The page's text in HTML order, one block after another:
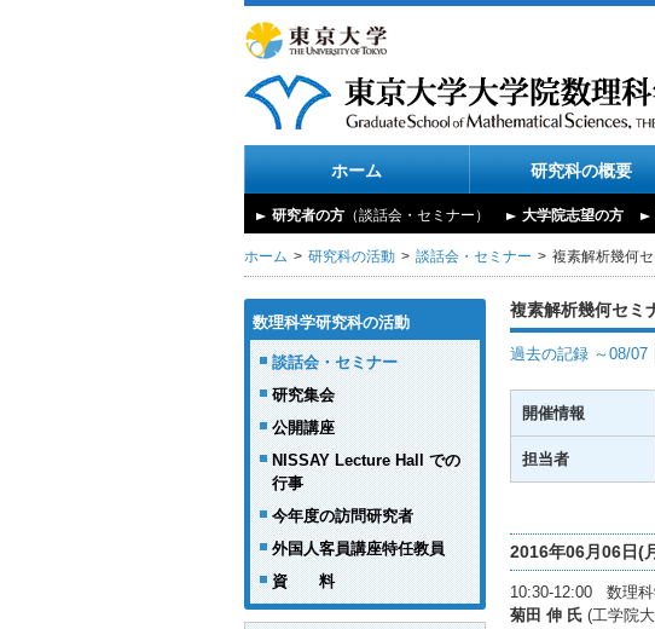
ホーム 研究科の概要
研究者の方 （談話会・セミナー） 大学院志望の方
ホーム 研究科の活動 談話会・セミナー 複素解析幾何
数理科学研究科の活動
談話会・セミナー
研究集会
公開講座
NISSAY Lecture Hall での
行事
今年度の訪問研究者
外国人客員講座特任教員
資 料
複素解析幾何セミ
過去の記録 ～08/07
開催情報
担当者
2016年06月06日(
10:30-12:00 数理科
菊田 伸 氏 (工学院